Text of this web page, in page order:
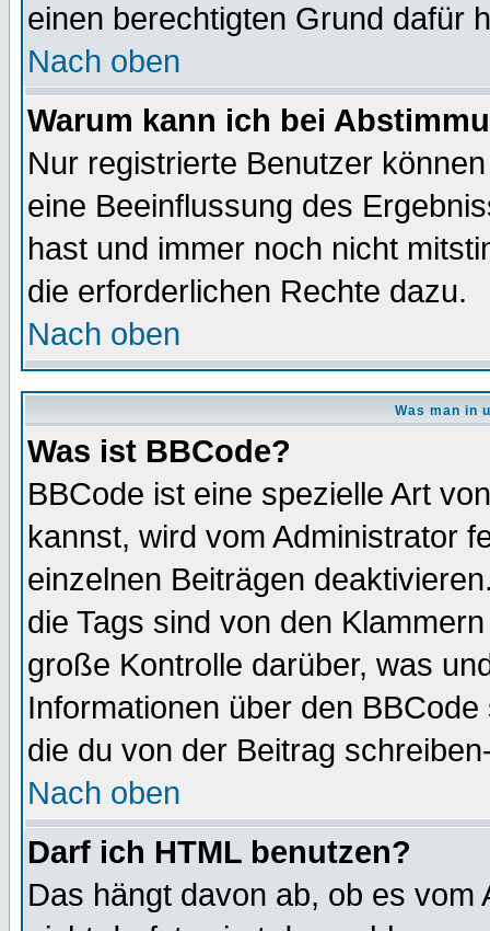
einen berechtigten Grund dafür
Nach oben
Warum kann ich bei
Nur registrierte Benutzer
eine Beeinflussung des
hast und immer noch nicht
die erforderlichen Rechte dazu.
Nach oben
Was man in
Was ist BBCode?
BBCode ist eine spezielle Art
kannst, wird vom Administrator
einzelnen Beiträgen
die Tags sind von den
große Kontrolle darüber, was
Informationen über den
die du von der Beitrag
Nach oben
Darf ich HTML benutzen?
Das hängt davon ab, ob es